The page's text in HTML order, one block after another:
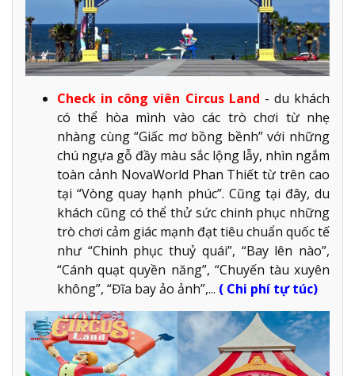
Check in công viên Circus Land - du khách
có thể hòa mình vào các trò chơi từ nhẹ
nhàng cùng “Giấc mơ bồng bềnh” với những
chú ngựa gỗ đầy màu sắc lộng lẫy, nhìn ngắm
toàn cảnh NovaWorld Phan Thiết từ trên cao
tại “Vòng quay hạnh phúc”. Cũng tại đây, du
khách cũng có thể thử sức chinh phục những
trò chơi cảm giác mạnh đạt tiêu chuẩn quốc tế
như “Chinh phục thuỷ quái”, “Bay lên nào”,
“Cánh quạt quyền năng”, “Chuyến tàu xuyên
không”, “Đĩa bay ảo ảnh”,... ( Chi phí tự túc)